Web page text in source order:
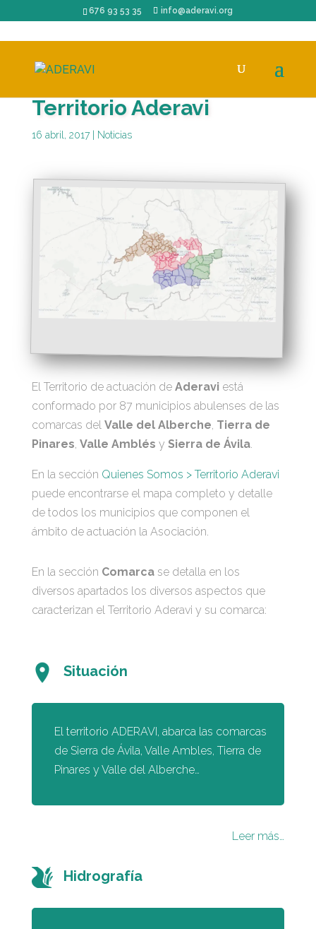
676 93 53 35 info@aderavi.org
Territorio Aderavi
16 abril, 2017| Noticias
El Territorio de actuación de Aderavi está
conformado por 87 municipios abulenses de las
comarcas del Valle del Alberche, Tierra de
Pinares, Valle Amblés y Sierra de Ávila.
En la sección Quienes Somos > Territorio Aderavi
puede encontrarse el mapa completo y detalle
de todos los municipios que componen el
ámbito de actuación la Asociación.
En la sección Comarcase detalla en los
diversos apartados los diversos aspectos que
caracterizan el Territorio Aderavi y su comarca:
Situación
El territorio ADERAVI, abarca las comarcas
de Sierra de Ávila, Valle Ambles, Tierra de
Pinares y Valle del Alberche…
Leer más…
Hidrografía